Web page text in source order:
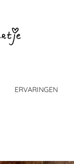
ERVARINGEN